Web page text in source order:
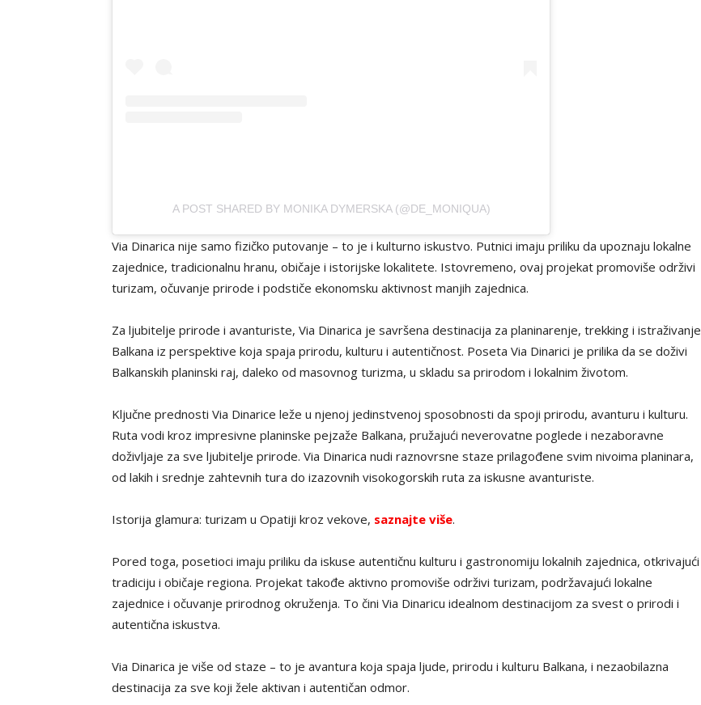
A POST SHARED BY MONIKA DYMERSKA (@DE_MONIQUA)
Via Dinarica nije samo fizičko putovanje – to je i kulturno iskustvo. Putnici imaju priliku da upoznaju lokalne
zajednice, tradicionalnu hranu, običaje i istorijske lokalitete. Istovremeno, ovaj projekat promoviše održivi
turizam, očuvanje prirode i podstiče ekonomsku aktivnost manjih zajednica.
Za ljubitelje prirode i avanturiste, Via Dinarica je savršena destinacija za planinarenje, trekking i istraživanje
Balkana iz perspektive koja spaja prirodu, kulturu i autentičnost. Poseta Via Dinarici je prilika da se doživi
Balkanskih planinski raj, daleko od masovnog turizma, u skladu sa prirodom i lokalnim životom.
Ključne prednosti Via Dinarice leže u njenoj jedinstvenoj sposobnosti da spoji prirodu, avanturu i kulturu.
Ruta vodi kroz impresivne planinske pejzaže Balkana, pružajući neverovatne poglede i nezaboravne
doživljaje za sve ljubitelje prirode. Via Dinarica nudi raznovrsne staze prilagođene svim nivoima planinara,
od lakih i srednje zahtevnih tura do izazovnih visokogorskih ruta za iskusne avanturiste.
Istorija glamura: turizam u Opatiji kroz vekove, saznajte više.
Pored toga, posetioci imaju priliku da iskuse autentičnu kulturu i gastronomiju lokalnih zajednica, otkrivajući
tradiciju i običaje regiona. Projekat takođe aktivno promoviše održivi turizam, podržavajući lokalne
zajednice i očuvanje prirodnog okruženja. To čini Via Dinaricu idealnom destinacijom za svest o prirodi i
autentična iskustva.
Via Dinarica je više od staze – to je avantura koja spaja ljude, prirodu i kulturu Balkana, i nezaobilazna
destinacija za sve koji žele aktivan i autentičan odmor.